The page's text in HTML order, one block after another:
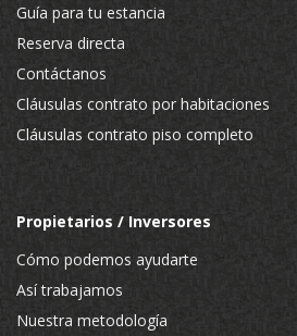
Guía para tu estancia
Reserva directa
Contáctanos
Cláusulas contrato por habitaciones
Cláusulas contrato piso completo
Propietarios / Inversores
Cómo podemos ayudarte
Así trabajamos
Nuestra metodología